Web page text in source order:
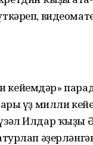
кейемдәр»
үҙ милли
Илдар ҡыҙы